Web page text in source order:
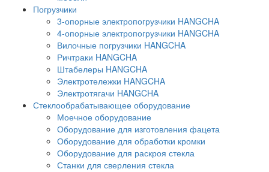
Погрузчики
3-опорные электропогрузчики HANGCHA
4-опорные электропогрузчики HANGCHA
Вилочные погрузчики HANGCHA
Ричтраки HANGCHA
Штабелеры HANGCHA
Электротележки HANGCHA
Электротягачи HANGCHA
Стеклообрабатывающее оборудование
Моечное оборудование
Оборудование для изготовления фацета
Оборудование для обработки кромки
Оборудование для раскроя стекла
Станки для сверления стекла